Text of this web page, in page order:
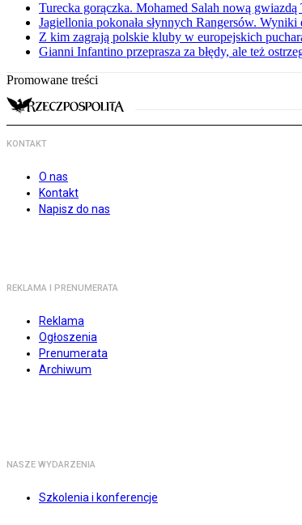
Turecka gorączka. Mohamed Salah nową gwiazdą
Jagiellonia pokonała słynnych Rangersów.
Z kim zagrają polskie kluby w europejskich
Gianni Infantino przeprasza za błędy, ale też
Promowane treści
KONTAKT
O nas
Kontakt
Napisz do nas
REKLAMA I PRENUMERATA
Reklama
Ogłoszenia
Prenumerata
Archiwum
NASZE WYDARZENIA
Szkolenia i konferencje